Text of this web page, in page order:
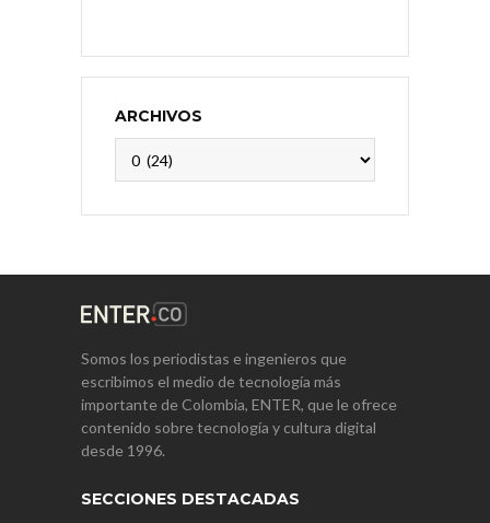
ARCHIVOS
Somos los periodistas e ingenieros que
escribimos el medio de tecnología más
importante de Colombia, ENTER, que le ofrece
contenido sobre tecnología y cultura digital
desde 1996.
SECCIONES DESTACADAS